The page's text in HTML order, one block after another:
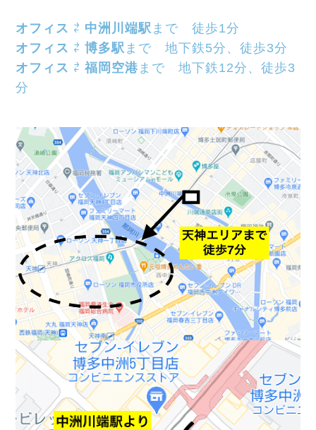
オフィス ⇄ 中洲川端駅 まで 徒歩1分
オフィス ⇄博多駅 まで 地下鉄5分、徒歩3分
オフィス ⇄福岡空港 まで 地下鉄12分、徒歩3
分